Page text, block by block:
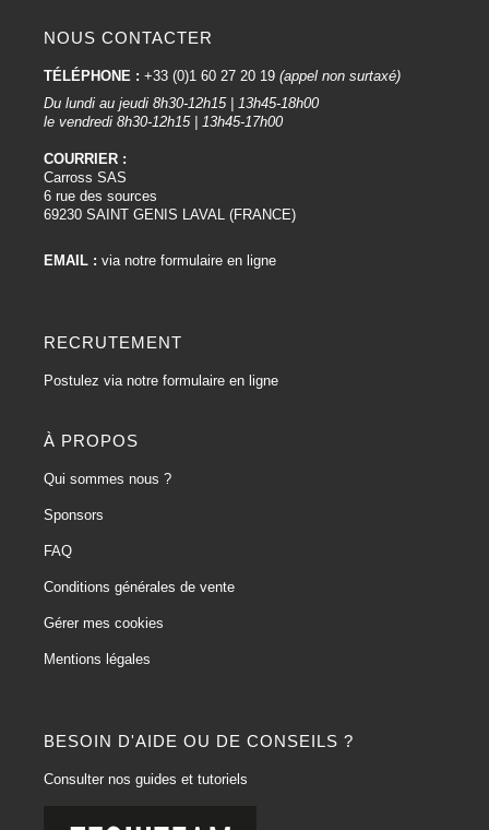
BESOIN D'AIDE OU DE CONSEILS ?
Consulter nos guides et tutoriels
NOUS CONTACTER
TÉLÉPHONE : +33 (0)1 60 27 20 19 (appel non surtaxé)
Du lundi au jeudi 8h30-12h15 | 13h45-18h00
le vendredi 8h30-12h15 | 13h45-17h00
COURRIER :
Carross SAS
6 rue des sources
69230 SAINT GENIS LAVAL (FRANCE)
EMAIL : via notre formulaire en ligne
RECRUTEMENT
Postulez via notre formulaire en ligne
À PROPOS
Qui sommes nous ?
Sponsors
FAQ
Conditions générales de vente
Gérer mes cookies
Mentions légales